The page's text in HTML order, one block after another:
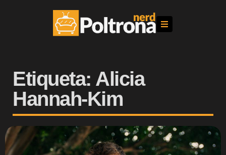
Etiqueta: Alicia
Hannah-Kim